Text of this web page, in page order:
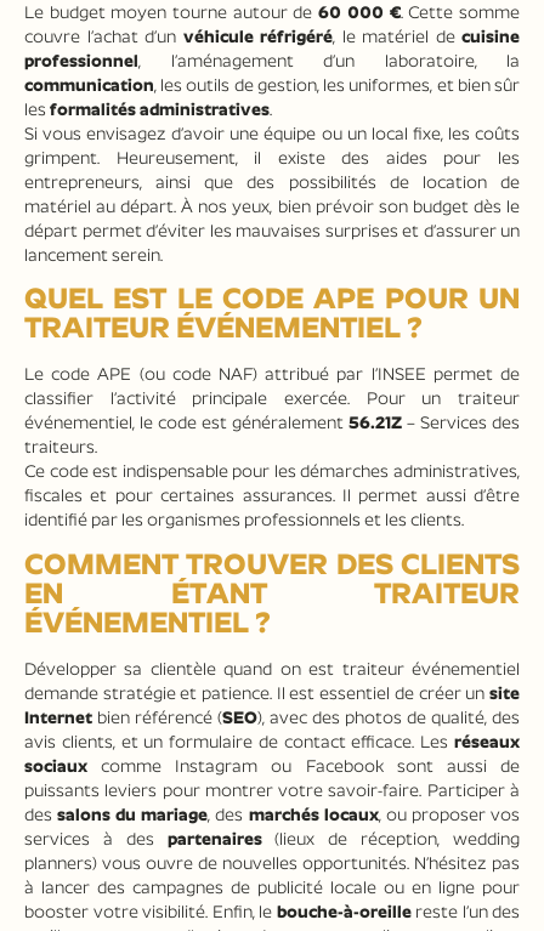
Le budget moyen tourne autour de60 000 €. Cette somme
couvre l’achat d’un véhicule réfrigéré, le matériel de cuisine
professionnel, l’aménagement d’un laboratoire, la
communication, les outils de gestion, les uniformes, et bien sûr
les formalités administratives
Si vous envisagez d’avoir une équipe ou un local fixe, les coûts
grimpent. Heureusement, il existe des aides pour les
entrepreneurs, ainsi que des possibilités de location de
matériel au départ. À nos yeux, bien prévoir son budget dès le
départ permet d’éviter les mauvaises surprises et d’assurer un
lancement serein.
QUEL EST LE CODE APE POUR UN
TRAITEUR ÉVÉNEMENTIEL ?
Le code APE (ou code NAF) attribué par l’INSEE permet de
classifier l’activité principale exercée. Pour un traiteur
événementiel, le code est généralement 56.21Z – Services des
traiteurs.
Ce code est indispensable pour les démarches administratives,
fiscales et pour certaines assurances. Il permet aussi d’être
identifié par les organismes professionnels et les clients.
COMMENT TROUVER DES CLIENTS
EN ÉTANT TRAITEUR
ÉVÉNEMENTIEL ?
Développer sa clientèle quand on est traiteur événementiel
demande stratégie et patience. Il est essentiel de créer un site
Internet bien référencé (SEO), avec des photos de qualité, des
avis clients, et un formulaire de contact efficace. Les réseaux
sociaux comme Instagram ou Facebook sont aussi de
puissants leviers pour montrer votre savoir-faire. Participer à
dessalons du mariage, des marchés locaux, ou proposer vos
services à des partenaires(lieux de réception, wedding
planners) vous ouvre de nouvelles opportunités. N’hésitez pas
à lancer des campagnes de publicité locale ou en ligne pour
booster votre visibilité. Enfin, le bouche-à-oreillereste l’un des